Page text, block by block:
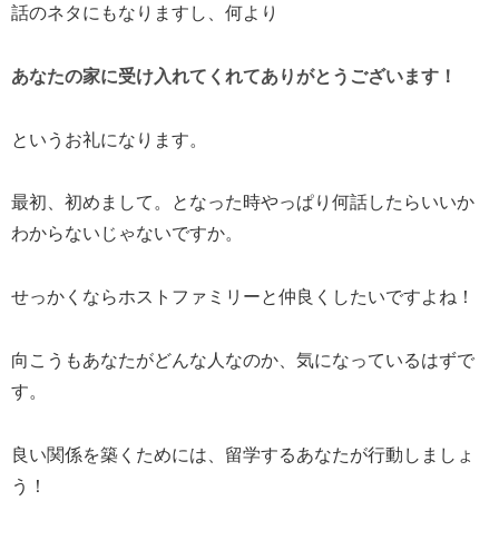
話のネタにもなりますし、何より
あなたの家に受け入れてくれてありがとうございます！
というお礼になります。
最初、初めまして。となった時やっぱり何話したらいいか
わからないじゃないですか。
せっかくならホストファミリーと仲良くしたいですよね！
向こうもあなたがどんな人なのか、気になっているはずで
す。
良い関係を築くためには、留学するあなたが行動しましょ
う！